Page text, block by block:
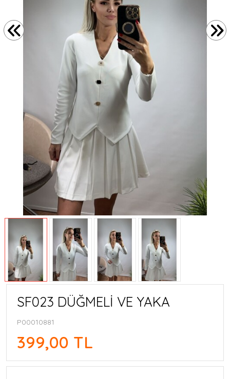
SF023 DÜĞMELİ VE YAKA
P00010881
399,00 TL